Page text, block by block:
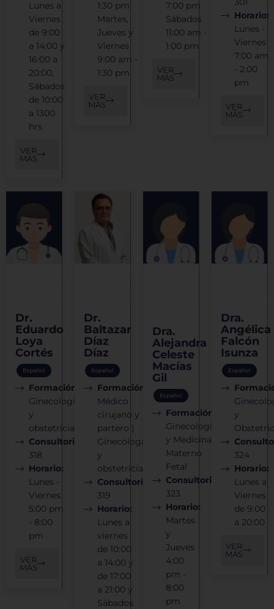
Lunes a
Viernes
de 9:00
a 14:00 y
16:00 a
20:00,
Sábados
de 10:00
a 1300
hrs
VER
MÁS
1:30 pm
Martes,
Jueves y
Viernes
9:00 am -
1:30 pm
VER
MÁS
7:00 pm
Sábados
11:00 am -
1:00 pm
VER
MÁS
Horario:
Lunes -
Viernes
7:00 am
- 2:00
pm
VER
MÁS
Dr.
Eduardo
Loya
Cortés
Español
Formación:
Ginecología
y
obstetricia
Consultorio:
318
Horario:
Lunes -
Viernes
5:00 pm
- 8:00
pm
VER
MÁS
Dr.
Baltazar
Díaz
Díaz
Español
Formación:
Médico
cirujano y
partero |
Ginecóloga
y
obstetricia
Consultorio:
319
Horario:
Lunes a
viernes
de 10:00
a 14:00 y
de 17:00
a 21:00 y
Sábados
Dra.
Alejandra
Celeste
Macías
Gil
Español
Formación:
Ginecología
y Medicina
Materno
Fetal
Consultorio:
323
Horario:
Martes
y
Jueves
4:00
pm -
8:00
pm
Dra.
Angélica
Falcón
Isunza
Español
y
324
Horario:
Lunes a
Viernes
de 9:00
a 20:00
VER
MÁS
Permitir todas
Sistema de personalización de cookies
Cookies de rendimiento
Confirmar mis preferencias